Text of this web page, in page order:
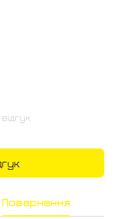
Повернення